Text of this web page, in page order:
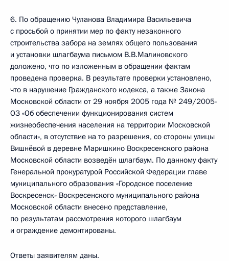
6. По обращению Чуланова Владимира Васильевича
с просьбой о принятии мер по факту незаконного
строительства забора на землях общего пользования
и установки шлагбаума письмом В.В.Малиновского
доложено, что по изложенным в обращении фактам
проведена проверка. В результате проверки установлено,
что в нарушение Гражданского кодекса, а также Закона
Московской области от 29 ноября 2005 года № 249/2005-
ОЗ «Об обеспечении функционирования систем
жизнеобеспечения населения на территории Московской
области», в отсутствие на то разрешения, со стороны улицы
Вишнёвой в деревне Маришкино Воскресенского района
Московской области возведён шлагбаум. По данному факту
Генеральной прокуратурой Российской Федерации главе
муниципального образования «Городское поселение
Воскресенск» Воскресенского муниципального района
Московской области внесено представление,
по результатам рассмотрения которого шлагбаум
и ограждение демонтированы.
Ответы заявителям даны.